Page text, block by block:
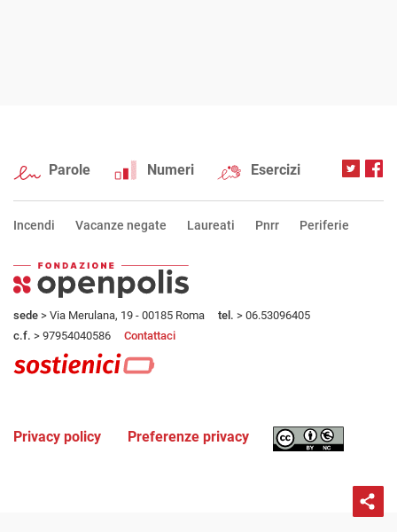
Parole Numeri Esercizi
Incendi Vacanze negate Laureati Pnrr Periferie
sede > Via Merulana, 19 - 00185 Roma tel. > 06.53096405
c.f. > 97954040586 Contattaci
Privacy policy Preferenze privacy